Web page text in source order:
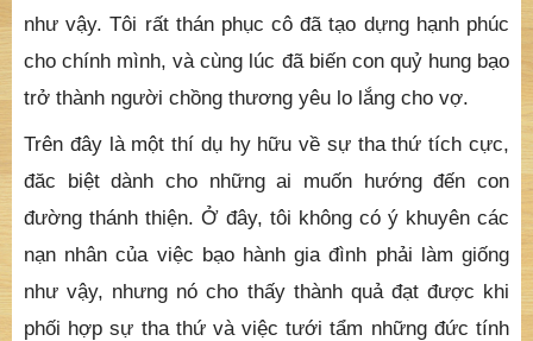
như vậy. Tôi rất thán phục cô đã tạo dựng hạnh phúc
cho chính mình, và cùng lúc đã biến con quỷ hung bạo
trở thành người chồng thương yêu lo lắng cho vợ.
Trên đây là một thí dụ hy hữu về sự tha thứ tích cực,
đăc biệt dành cho những ai muốn hướng đến con
đường thánh thiện. Ở đây, tôi không có ý khuyên các
nạn nhân của việc bạo hành gia đình phải làm giống
như vậy, nhưng nó cho thấy thành quả đạt được khi
phối hợp sự tha thứ và việc tưới tẩm những đức tính